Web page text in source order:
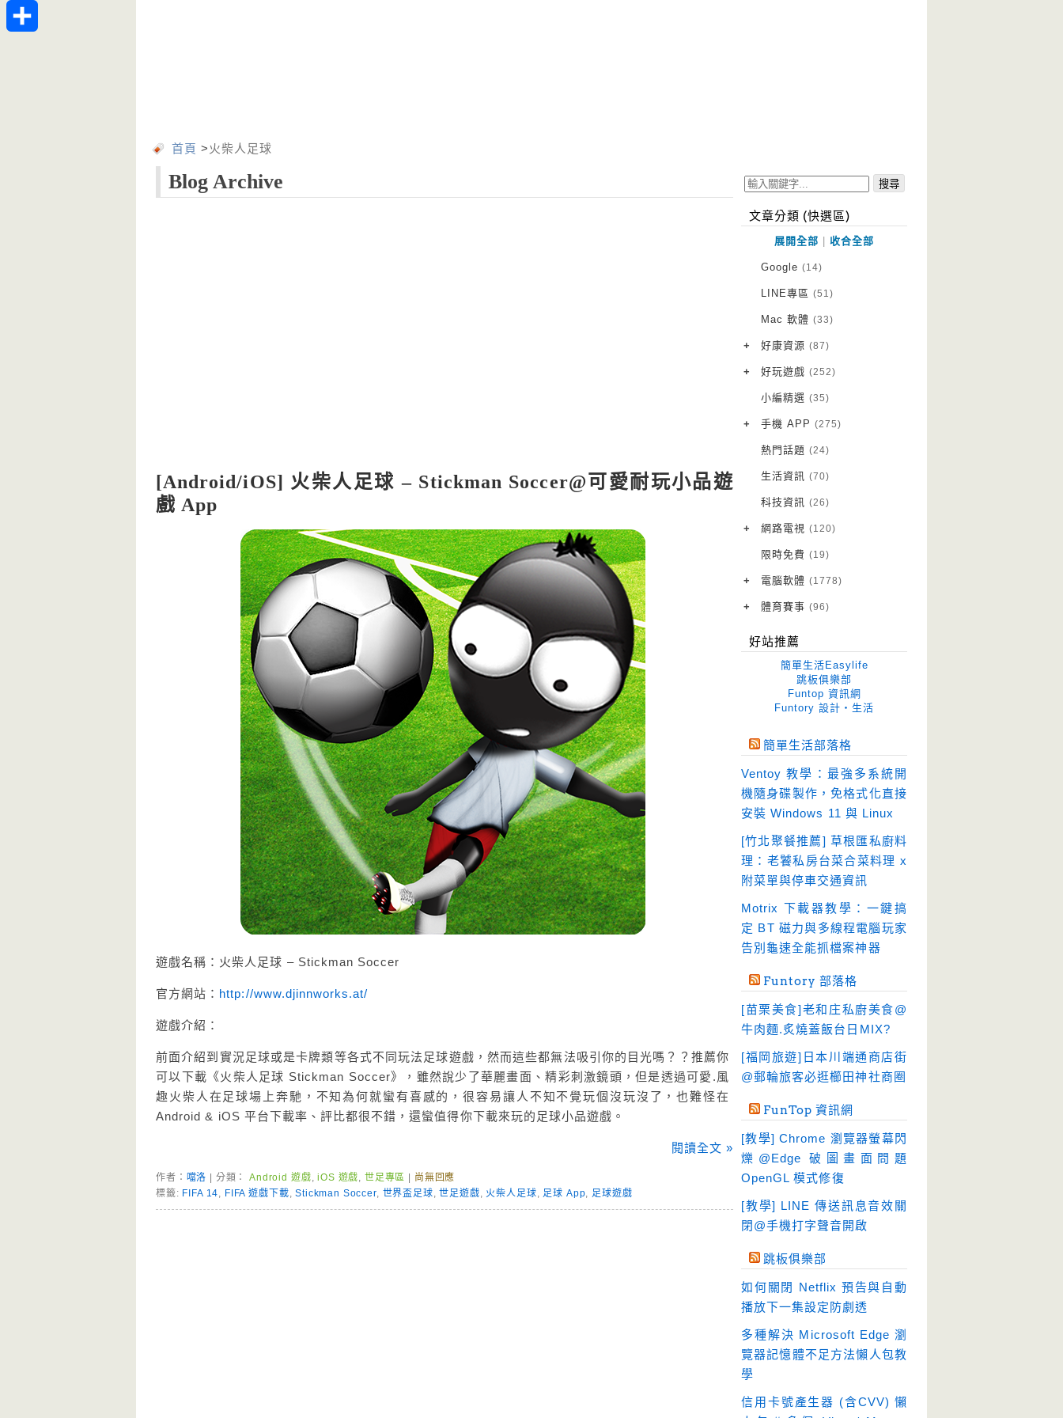
首頁 >火柴人足球
Blog Archive
[Android/iOS] 火柴人足球 – Stickman Soccer@可愛耐玩小品遊
戲 App
遊戲名稱：火柴人足球 – Stickman Soccer
官方網站： http://www.djinnworks.at/
遊戲介紹：
前面介紹到實況足球或是卡牌類等各式不同玩法足球遊戲，然而這些都無法吸引你的目光嗎？？推薦你
可以下載《火柴人足球 Stickman Soccer》，雖然說少了華麗畫面、精彩刺激鏡頭，但是透過可愛.風
趣火柴人在足球場上奔馳，不知為何就蠻有喜感的，很容易讓人不知不覺玩個沒玩沒了，也難怪在
Android & iOS 平台下載率、評比都很不錯，還蠻值得你下載來玩的足球小品遊戲。
閱讀全文 »
作者： 噹洛 | 分類：Android 遊戲,iOS 遊戲, 世足專區
尚無回應
標籤: FIFA 14, FIFA 遊戲下載,Stickman Soccer, 世界盃足球,世足遊戲, 火柴人足球, 足球 App, 足球遊戲
文章分類 (快選區)
展開全部 收合全部
Google (14)
LINE專區 (51)
Mac 軟體 (33)
+ 好康資源 (87)
VPN 翻牆
免費資源
字體下載
網站推薦
+ 好玩遊戲 (252)
Android 遊戲
iOS 遊戲
網頁遊戲
電腦遊戲
小編精選 (35)
+ 手機 APP (275)
Android 軟體
iOS 軟體
Root 相關
越獄JB
熱門話題 (24)
生活資訊 (70)
科技資訊 (26)
+ 網路電視 (120)
電視影集
電視節目
限時免費 (19)
+ 電腦軟體 (1778)
作業系統
優化軟體 (38)
光碟工具 (33)
免安裝 (641)
即時通訊 (23)
壓縮軟體 (9)
安全防護 (55)
影音播放 (51)
影音轉檔 (81)
教育學習 (23)
文書工具 (91)
畫面擷取 (36)
看圖程式 (17)
硬碟工具 (64)
系統工具 (242)
(188)
翻譯軟體 (3)
輸入法 (4)
+ 體育賽事 (96)
好站推薦
簡單生活Easylife
跳板俱樂部
Funtop 資訊網
Funtory 設計‧生活
簡單生活部落格
Ventoy 教學：最強多系統開
機隨身碟製作，免格式化直接
安裝 Windows 11 與 Linux
[竹北聚餐推薦] 草根匯私廚料
理：老饕私房台菜合菜料理 x
附菜單與停車交通資訊
Motrix 下載器教學：一鍵搞
定 BT 磁力與多線程電腦玩家
告別龜速全能抓檔案神器
Funtory 部落格
[苗栗美食]老和庄私廚美食@
牛肉麵.炙燒蓋飯台日MIX?
[福岡旅遊]日本川端通商店街
@郵輪旅客必逛櫛田神社商圈
FunTop 資訊網
[教學] Chrome 瀏覽器螢幕閃
爍@Edge 破圖畫面問題
OpenGL 模式修復
[教學] LINE 傳送訊息音效關
閉@手機打字聲音開啟
跳板俱樂部
如何關閉 Netflix 預告與自動
播放下一集設定防劇透
多種解決 Microsoft Edge 瀏
覽器記憶體不足方法懶人包教
學
信用卡號產生器 (含CVV) 懶
Telegram